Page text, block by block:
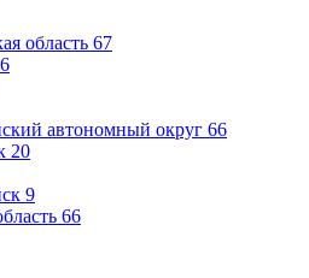
область 67
автономный округ 66
20
9
66